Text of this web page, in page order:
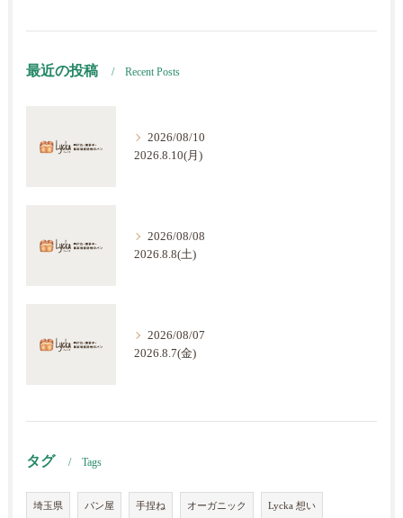
最近の投稿 Recent Posts
2026/08/10
2026.8.10(月)
2026/08/08
2026.8.8(土)
2026/08/07
2026.8.7(金)
タグ Tags
埼玉県 パン屋 手捏ね オーガニック Lycka 想い